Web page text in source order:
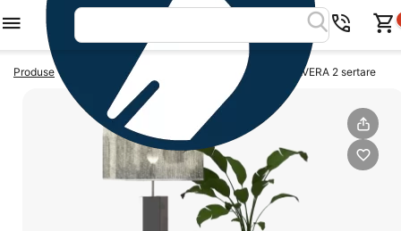
Produse Noptiere dormitor Noptiera dormitor PRIMAVERA 2 sertare